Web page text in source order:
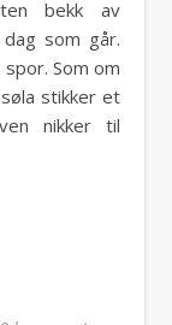
bekk av
som går.
Som om
stikker et
nikker til